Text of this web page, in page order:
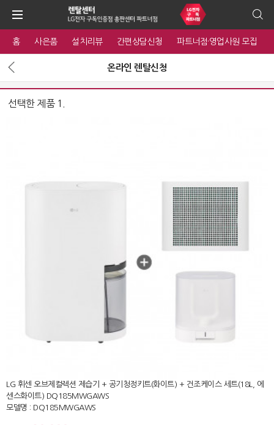
홈 사은품 설치리뷰 간편상담신청 파트너점·영업사원 모집
온라인 렌탈신청
선택한 제품 1.
LG 휘센 오브제컬렉션 제습기 + 공기청정키트(화이트) + 건조케이스 세트(18L, 에
센스화이트) DQ185MWGAWS
모델명 : DQ185MWGAWS